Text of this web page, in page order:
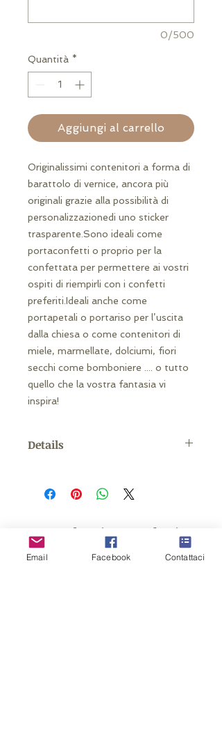
0/500
Quantità *
Aggiungi al carrello
Originalissimi contenitori a forma di
barattolo di vernice, ancora più
originali grazie alla possibilità di
personalizzazionedi uno sticker
trasparente.Sono ideali come
portaconfetti o proprio per la
confettata per permettere ai vostri
ospiti di riempirli con i confetti
preferiti.Ideali anche come
portapetali o portariso per l’uscita
dalla chiesa o come contenitori di
miele, marmellate, dolciumi, fiori
secchi come bomboniere .... o tutto
quello che la vostra fantasia vi
inspira!
Details
Misura: 7 X 5 cm (9,5 cm con
Prodotti correlati
Email Facebook Contattaci